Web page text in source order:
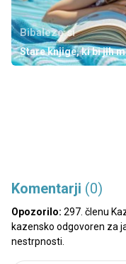
Bibaleze.si
Stare knjige, ki bi jih
Komentarji (0)
Opozorilo: 297. členu
kazensko odgovoren za
nestrpnosti.